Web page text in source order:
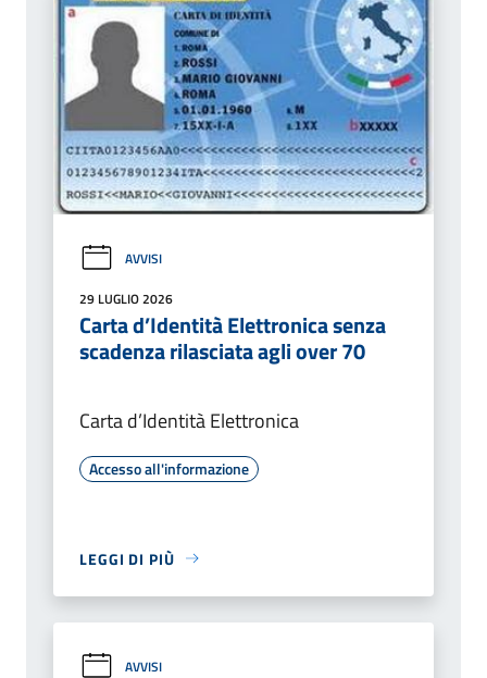
AVVISI
29 LUGLIO 2026
Carta d’Identità Elettronica senza
scadenza rilasciata agli over 70
Carta d’Identità Elettronica
Accesso all'informazione
LEGGI DI PIÙ
AVVISI